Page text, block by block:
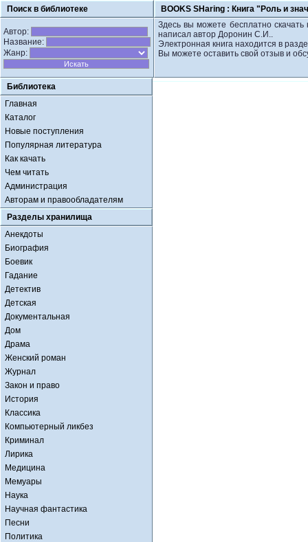
Поиск в библиотеке BOOKS SHaring : Книга "Роль и
Автор:
Название:
Жанр:
Здесь вы можете бесплатно скачать
написал автор Доронин С.И..
Электронная книга находится в
Вы можете оставить свой отзыв и
Библиотека
Главная
Каталог
Новые поступления
Популярная литература
Как качать
Чем читать
Администрация
Авторам и правообладателям
Разделы хранилища
Анекдоты
Биография
Боевик
Гадание
Детектив
Детская
Документальная
Дом
Драма
Женский роман
Журнал
Закон и право
История
Классика
Компьютерный ликбез
Криминал
Лирика
Медицина
Мемуары
Наука
Научная фантастика
Песни
Политика